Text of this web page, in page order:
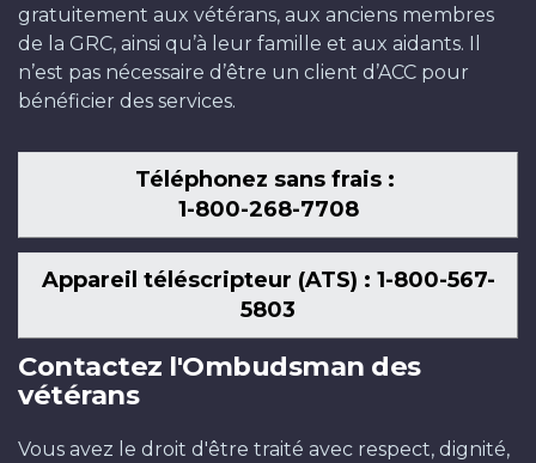
gratuitement aux vétérans, aux anciens membres
de la GRC, ainsi qu’à leur famille et aux aidants. Il
n’est pas nécessaire d’être un client d’ACC pour
bénéficier des services.
Téléphonez sans frais :
1-800-268-7708
Appareil téléscripteur (ATS) : 1-800-567-
5803
Contactez l'Ombudsman des
vétérans
Vous avez le droit d'être traité avec respect, dignité,